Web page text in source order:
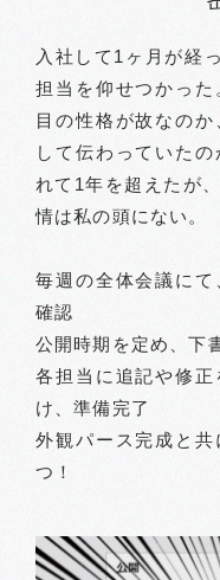
入社して1ヶ月が経
担当を仰せつかっ
目の性格が故なの
して伝わっていた
れて1年を超えたが
情は私の頭にない。
毎週の全体会議に
確認
公開時期を定め、下
各担当に追記や修
け、準備完了
外観パース完成と
つ！